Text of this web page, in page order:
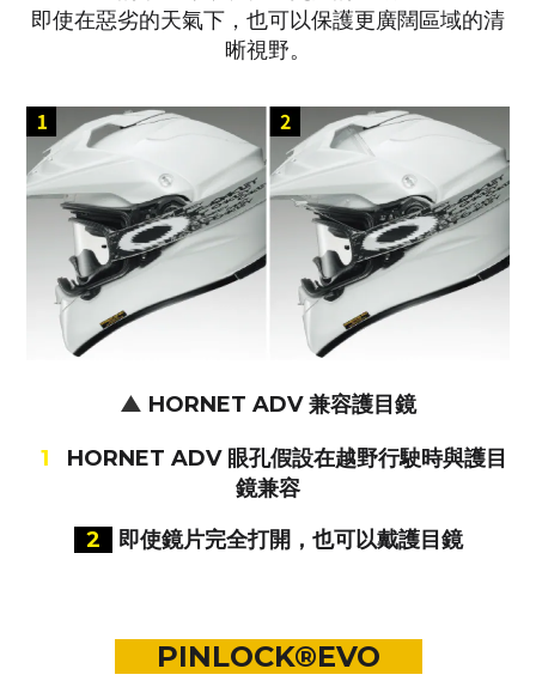
即使在惡劣的天氣下，也可以保護更廣闊區域的清
晰視野。
▲ HORNET ADV 兼容護目鏡
1
HORNET ADV 眼孔假設在越野行駛時與護目
鏡兼容
2
即使鏡片完全打開，也可以戴護目鏡
PINLOCK®EVO